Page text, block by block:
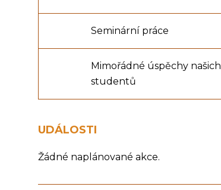
Seminární práce
Mimořádné úspěchy našich
studentů
UDÁLOSTI
Žádné naplánované akce.